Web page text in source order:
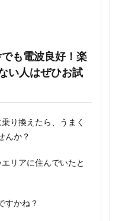
も電波良好！楽
い人はぜひお試
り換えたら、うまく
んか？
リアに住んでいたと
すかね？